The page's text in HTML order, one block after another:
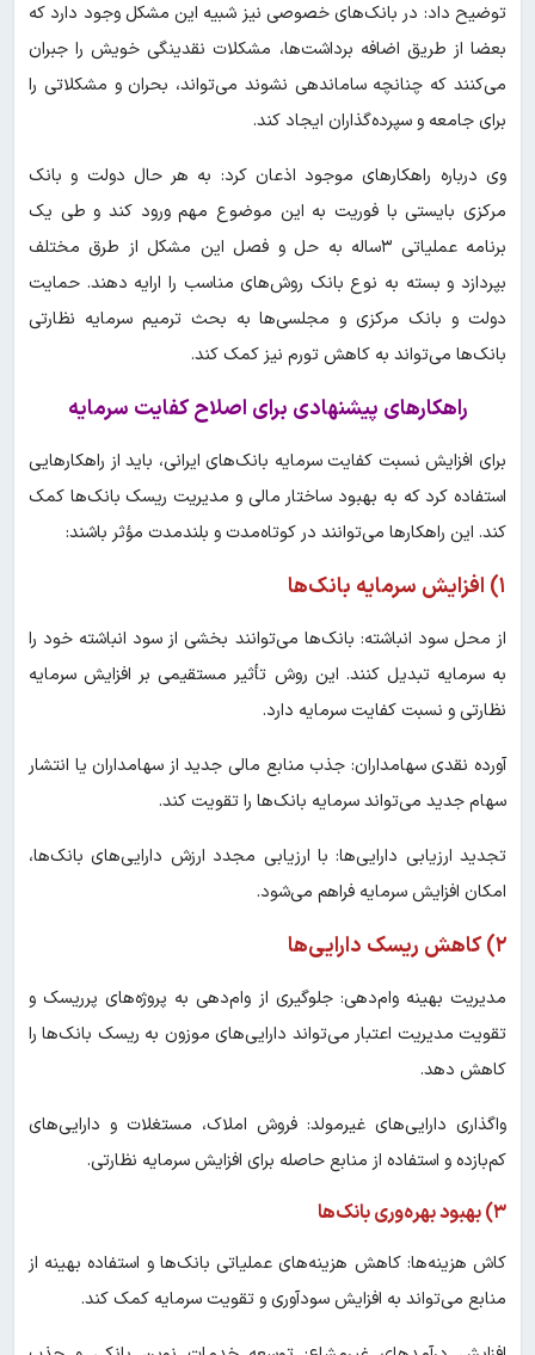
توضیح داد: در بانک‌های خصوصی نیز شبیه این مشکل وجود دارد که
بعضا از طریق اضافه برداشت‌ها، مشکلات نقدینگی خویش را جبران
می‌کنند که چنانچه ساماندهی نشوند می‌تواند، بحران و مشکلاتی را
برای جامعه و سپرده‌گذاران ایجاد کند.
وی درباره راهکارهای موجود اذعان کرد: به هر حال دولت و بانک
مرکزی بایستی با فوریت به این موضوع مهم ورود کند و طی یک
برنامه عملیاتی ۳ساله به حل و فصل این مشکل از طرق مختلف
بپردازد و بسته به نوع بانک روش‌های مناسب را ارایه دهند. حمایت
دولت و بانک مرکزی و مجلسی‌ها به بحث ترمیم سرمایه نظارتی
بانک‌ها می‌تواند به کاهش تورم نیز کمک کند.
راهکارهای پیشنهادی برای اصلاح کفایت سرمایه
برای افزایش نسبت کفایت سرمایه بانک‌های ایرانی، باید از راهکارهایی
استفاده کرد که به بهبود ساختار مالی و مدیریت ریسک بانک‌ها کمک
کند. این راهکارها می‌توانند در کوتاه‌مدت و بلندمدت مؤثر باشند:
۱) افزایش سرمایه بانک‌ها
از محل سود انباشته: بانک‌ها می‌توانند بخشی از سود انباشته خود را
به سرمایه تبدیل کنند. این روش تأثیر مستقیمی بر افزایش سرمایه
نظارتی و نسبت کفایت سرمایه دارد.
آورده نقدی سهامداران: جذب منابع مالی جدید از سهامداران یا انتشار
سهام جدید می‌تواند سرمایه بانک‌ها را تقویت کند.
تجدید ارزیابی دارایی‌ها: با ارزیابی مجدد ارزش دارایی‌های بانک‌ها،
امکان افزایش سرمایه فراهم می‌شود.
۲) کاهش ریسک دارایی‌ها
مدیریت بهینه وام‌دهی: جلوگیری از وام‌دهی به پروژه‌های پرریسک و
تقویت مدیریت اعتبار می‌تواند دارایی‌های موزون به ریسک بانک‌ها را
کاهش دهد.
واگذاری دارایی‌های غیرمولد: فروش املاک، مستغلات و دارایی‌های
کم‌بازده و استفاده از منابع حاصله برای افزایش سرمایه نظارتی.
۳) بهبود بهره‌وری بانک‌ها
کاش هزینه‌ها: کاهش هزینه‌های عملیاتی بانک‌ها و استفاده بهینه از
منابع می‌تواند به افزایش سودآوری و تقویت سرمایه کمک کند.